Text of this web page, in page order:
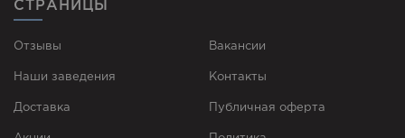
СТРАНИЦЫ
Отзывы
Наши заведения
Доставка
Вакансии
Контакты
Публичная оферта